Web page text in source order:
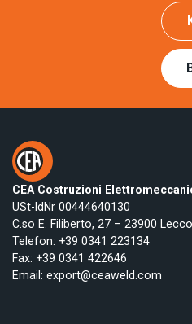
CEA Costruzioni
USt-IdNr 00444640130
C.so E. Filiberto, 27 – 23900
Telefon: +39 0341 223134
Fax: +39 0341 422646
Email: export@ceaweld.com